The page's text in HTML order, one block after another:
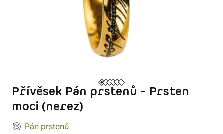
Přívěsek Pán prstenů - Prsten
moci (nerez)
Pán prstenů